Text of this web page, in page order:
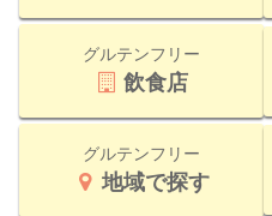
グルテンフリー
飲食店
グルテンフリー
地域で探す